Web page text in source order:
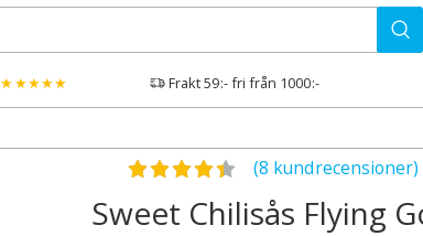
★★★★★ Frakt 59:- fri från 1000:-
Betygsatt4.38 av 5
(8 kundrecensioner)
Sweet Chilisås Flying